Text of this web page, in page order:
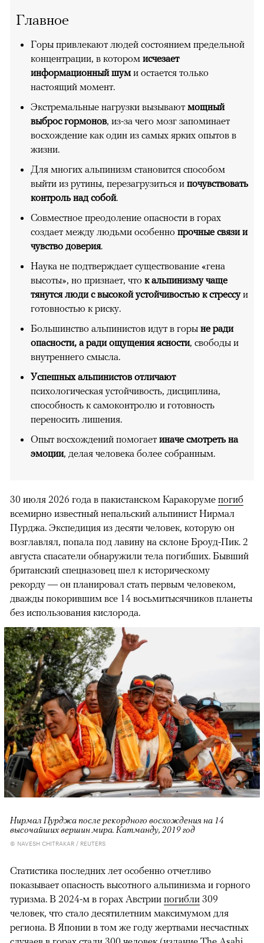
Главное
Горы привлекают людей состоянием предельной
концентрации, в котором исчезает
информационный шум и остается только
настоящий момент.
Экстремальные нагрузки вызывают мощный
выброс гормонов, из-за чего мозг запоминает
восхождение как один из самых ярких опытов в
жизни.
Для многих альпинизм становится способом
выйти из рутины, перезагрузиться и почувствовать
контроль над собой.
Совместное преодоление опасности в горах
создает между людьми особенно прочные связи и
чувство доверия.
Наука не подтверждает существование «гена
высоты», но признает, что к альпинизму чаще
тянутся люди с высокой устойчивостью к стрессуи
готовностью к риску.
Большинство альпинистов идут в горы не ради
опасности, а ради ощущения ясности, свободы и
внутреннего смысла.
Успешных альпинистов отличают
психологическая устойчивость, дисциплина,
способность к самоконтролю и готовность
переносить лишения.
Опыт восхождений помогает иначе смотреть на
эмоции, делая человека более собранным.
30 июля 2026 года в пакистанском Каракоруме погиб
всемирно известный непальский альпинист Нирмал
Пурджа. Экспедиция из десяти человек, которую он
возглавлял, попала под лавину на склоне Броуд-Пик. 2
августа спасатели обнаружили тела погибших. Бывший
британский спецназовец шел к историческому
рекорду — он планировал стать первым человеком,
дважды покорившим все 14 восьмитысячников планеты
без использования кислорода.
Нирмал Пурджа после рекордного восхождения на 14
высочайших вершин мира. Катманду, 2019 год
© NAVESH CHITRAKAR / REUTERS
Статистика последних лет особенно отчетливо
показывает опасность высотного альпинизма и горного
туризма. В 2024-м в горах Австрии погибли 309
человек, что стало десятилетним максимумом для
региона. В Японии в том же году жертвами несчастных